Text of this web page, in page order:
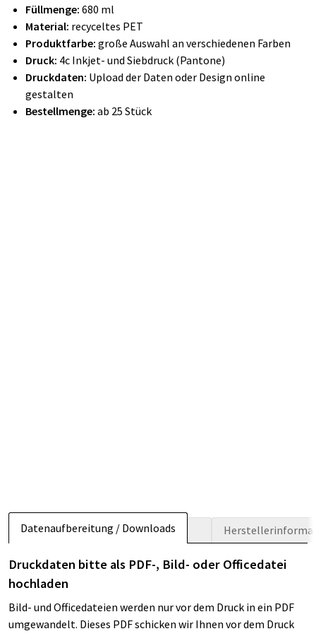
Füllmenge: 680 ml
Material: recyceltes PET
Produktfarbe: große Auswahl an verschiedenen Farben
Druck: 4c Inkjet- und Siebdruck (Pantone)
Druckdaten: Upload der Daten oder Design online
gestalten
Bestellmenge: ab 25 Stück
Datenaufbereitung / Downloads
Druckdaten bitte als PDF-, Bild- oder Officedatei
hochladen
Bild- und Officedateien werden nur vor dem Druck in ein PDF
umgewandelt. Dieses PDF schicken wir Ihnen vor dem Druck